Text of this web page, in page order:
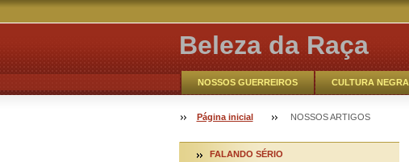
Beleza da Raça
NOSSOS GUERREIROS CULTURA NEGRA
VOCÊ AQUI
CATHO ONLINE NOSSOS GUERREIROS
Página inicial NOSSOS ARTIGOS
FALANDO SÉRIO